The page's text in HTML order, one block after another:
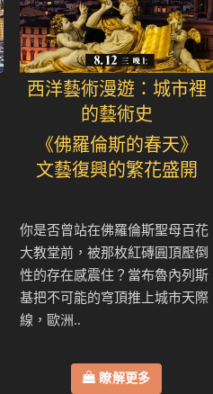
西洋藝術漫遊：城市裡
的藝術史
《佛羅倫斯的春天》
文藝復興的繁花盛開
你是否曾站在佛羅倫斯聖母百花
大教堂前，被那枚紅磚圓頂壓倒
性的存在感震住？當布魯內列斯
基把不可能的穹頂推上城市天際
線，歐洲..
瞭解更多